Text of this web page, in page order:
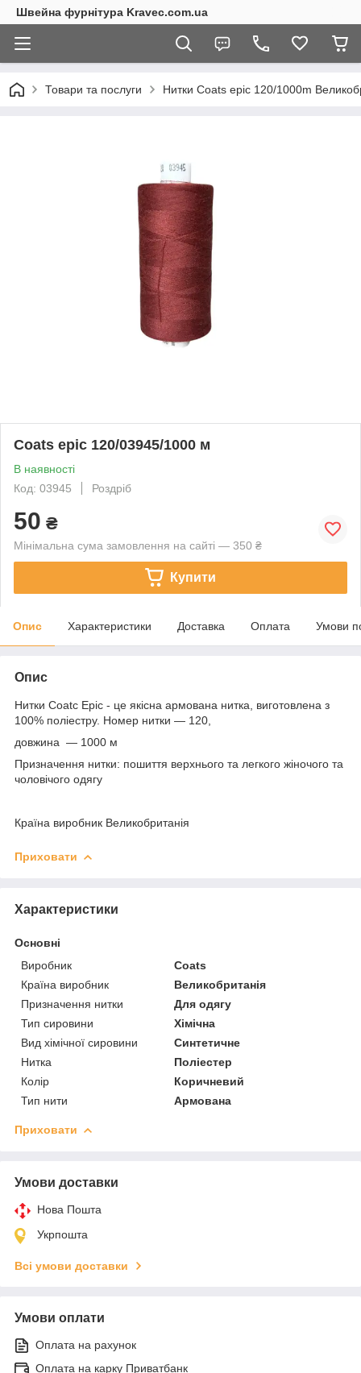
Швейна фурнітура Kravec.com.ua
Товари та послуги Нитки Coats epic 120/1000m
Coats epic 120/03945/1000 м
В наявності
Код: 03945
Роздріб
50 ₴
Мінімальна сума замовлення на сайті — 350 ₴
Купити
Опис Характеристики Доставка Оплата Умови
Опис
Нитки Coatc Epic - це якісна армована нитка, виготовлена з
100% поліестру. Номер нитки — 120,
довжина — 1000 м
Призначення нитки: пошиття верхнього та легкого жіночого та
чоловічого одягу
Країна виробник Великобританія
Приховати
Характеристики
Основні
Виробник
Coats
Країна виробник
Великобританія
Призначення нитки
Для одягу
Тип сировини
Хімічна
Вид хімічної сировини
Синтетичне
Нитка
Поліестер
Колір
Коричневий
Тип нити
Армована
Приховати
Умови доставки
Нова Пошта
Укрпошта
Всі умови доставки
Умови оплати
Оплата на рахунок
Оплата на карку Приватбанк